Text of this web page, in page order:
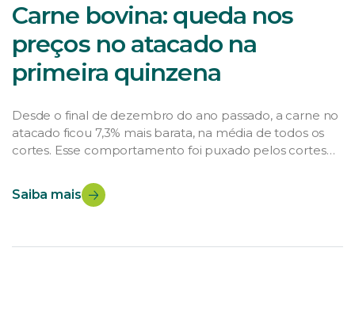
Carne bovina: queda nos
preços no atacado na
primeira quinzena
Desde o final de dezembro do ano passado, a carne no
atacado ficou 7,3% mais barata, na média de todos os
cortes. Esse comportamento foi puxado pelos cortes
os cortes de dianteiro ficaram praticamente estáveis
com recuo de 0,3%, nas mesmas condições. Como os
Saiba mais